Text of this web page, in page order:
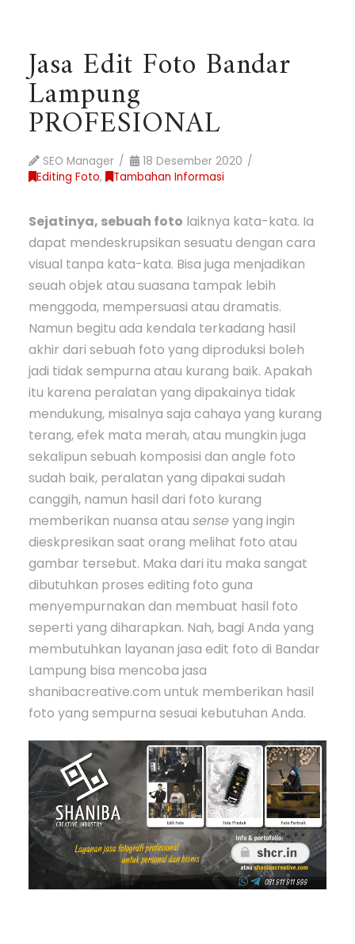
Jasa Edit Foto Bandar
Lampung
PROFESIONAL
SEO Manager
18 Desember 2020
Editing Foto, Tambahan Informasi
Sejatinya, sebuah foto laiknya kata-kata. Ia
dapat mendeskrupsikan sesuatu dengan cara
visual tanpa kata-kata. Bisa juga menjadikan
seuah objek atau suasana tampak lebih
menggoda, mempersuasi atau dramatis.
Namun begitu ada kendala terkadang hasil
akhir dari sebuah foto yang diproduksi boleh
jadi tidak sempurna atau kurang baik. Apakah
itu karena peralatan yang dipakainya tidak
mendukung, misalnya saja cahaya yang kurang
terang, efek mata merah, atau mungkin juga
sekalipun sebuah komposisi dan angle foto
sudah baik, peralatan yang dipakai sudah
canggih, namun hasil dari foto kurang
memberikan nuansa atausenseyang ingin
dieskpresikan saat orang melihat foto atau
gambar tersebut. Maka dari itu maka sangat
dibutuhkan proses editing foto guna
menyempurnakan dan membuat hasil foto
seperti yang diharapkan. Nah, bagi Anda yang
membutuhkan layanan jasa edit foto di Bandar
Lampung bisa mencoba jasa
shanibacreative.com untuk memberikan hasil
foto yang sempurna sesuai kebutuhan Anda.